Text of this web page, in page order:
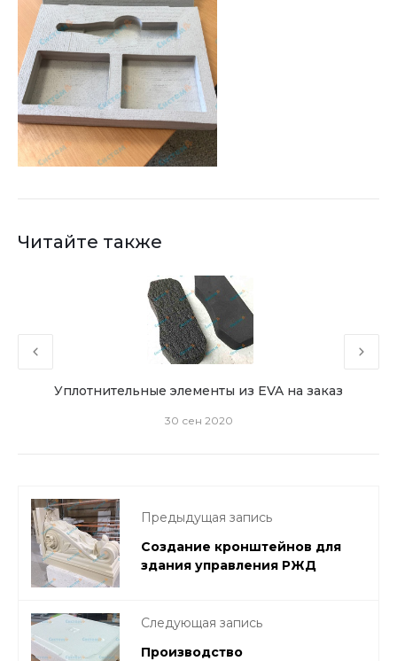
Читайте также
Уплотнительные элементы из EVA на заказ
30 сен 2020
Предыдущая запись
Создание кронштейнов для
здания управления РЖД
Следующая запись
Производство